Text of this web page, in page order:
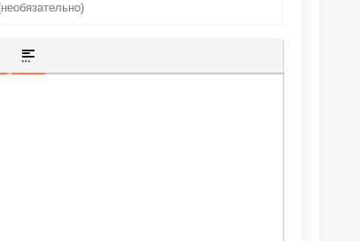
ССЫЛКУТЕКСТА
ЦИТАТЫ
ВСТАВКА СПОЙЛЕРА